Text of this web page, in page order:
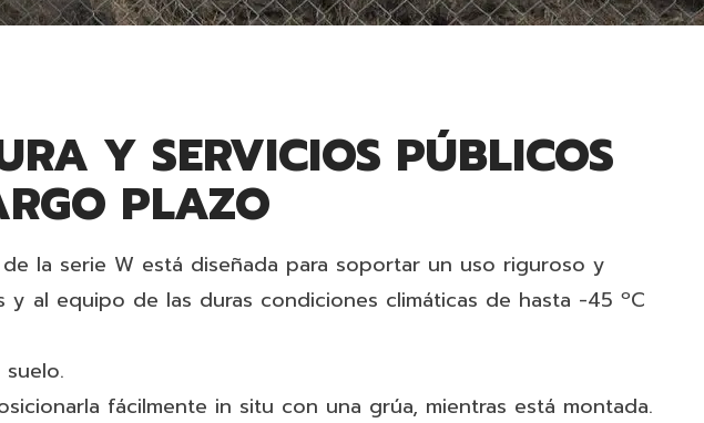
Y SERVICIOS PÚBLICOS
PLAZO
la serie W está diseñada para soportar un uso riguroso y
al equipo de las duras condiciones climáticas de hasta -45 ºC
fácilmente in situ con una grúa, mientras está montada.